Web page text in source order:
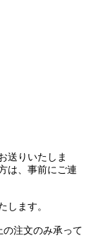
送りいたしま
は、事前にご連
します。
注文のみ承って